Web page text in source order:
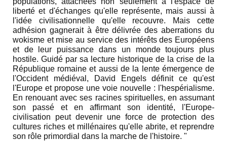
liberté et d'échanges qu'elle représente, mais aussi à
l'idée civilisationnelle qu'elle recouvre. Mais cette
adhésion gagnerait à être délivrée des aberrations du
wokisme et mise au service des intérêts des Européens
et de leur puissance dans un monde toujours plus
hostile. Guidé par sa lecture historique de la crise de la
République romaine et aussi de la lente émergence de
l'Occident médiéval, David Engels définit ce qu'est
l'Europe et propose une voie nouvelle : l'hespérialisme.
En renouant avec ses racines spirituelles, en assumant
son passé et en affirmant son identité, l'Europe-
civilisation peut devenir une force de protection des
cultures riches et millénaires qu'elle abrite, et reprendre
son rôle primordial dans la marche de l'histoire. "